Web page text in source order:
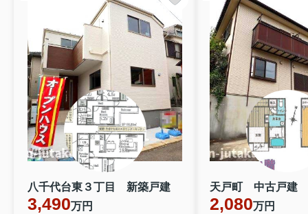
八千代台東３丁目 新築戸建
3,490万円
天戸町 中古戸建
2,080万円